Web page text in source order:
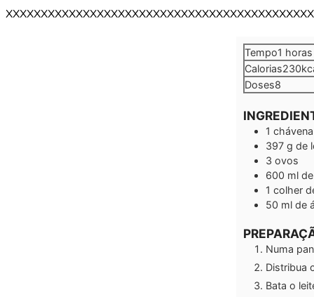
Tempo1 hora
horas
Calorias230
Doses8
1 chávena
397 g de
3 ovos
600 ml
1 colher
50 ml de
Numa
Distribua
Bata o